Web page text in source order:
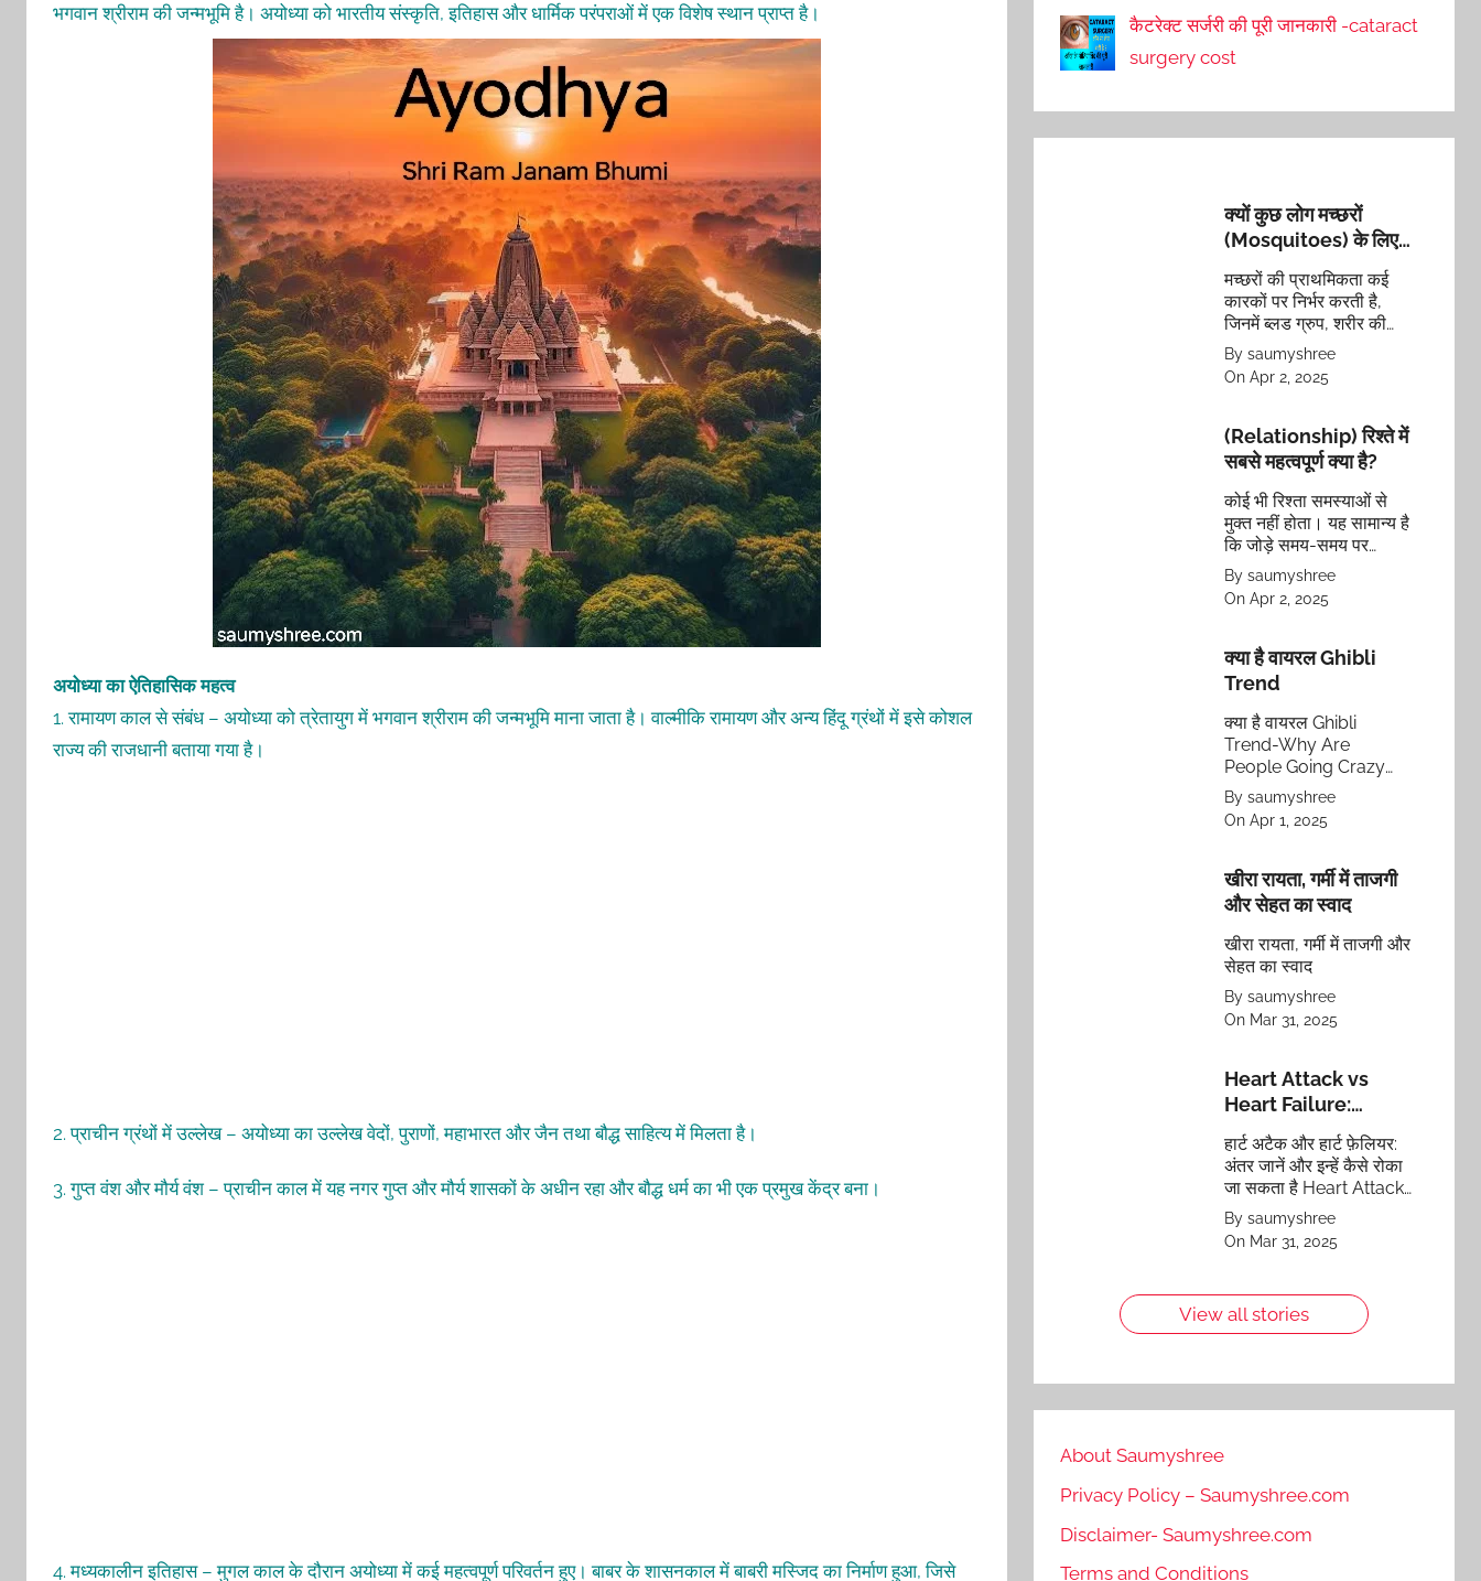
भगवान श्रीराम की जन्मभूमि है। अयोध्या को भारतीय संस्कृति, इतिहास और धार्मिक परंपराओं में एक विशेष स्थान प्राप्त है।
अयोध्या का ऐतिहासिक महत्व
1. रामायण काल से संबंध – अयोध्या को त्रेतायुग में भगवान श्रीराम की जन्मभूमि माना जाता है। वाल्मीकि रामायण और अन्य हिंदू ग्रंथों में इसे कोशल
राज्य की राजधानी बताया गया है।
2. प्राचीन ग्रंथों में उल्लेख – अयोध्या का उल्लेख वेदों, पुराणों, महाभारत और जैन तथा बौद्ध साहित्य में मिलता है।
3. गुप्त वंश और मौर्य वंश – प्राचीन काल में यह नगर गुप्त और मौर्य शासकों के अधीन रहा और बौद्ध धर्म का भी एक प्रमुख केंद्र बना।
4. मध्यकालीन इतिहास – मुगल काल के दौरान अयोध्या में कई महत्वपूर्ण परिवर्तन हुए। बाबर के शासनकाल में बाबरी मस्जिद का निर्माण हुआ, जिसे
कैटरेक्ट सर्जरी की पूरी जानकारी -cataract
surgery cost
क्यों कुछ लोग मच्छरों
(Mosquitoes) के लिए
अधिक आकर्षक होते हैं?
जानिये ऐसा क्यों होता है?
मच्छरों की प्राथमिकता कई
कारकों पर निर्भर करती है,
जिनमें ब्लड ग्रुप, शरीर की
गंध, कपड़ों का रंग, शरीर का
तापमान और अनुवांशिक
विशेषताएं शामिल हैं।
By saumyshree
On Apr 2, 2025
(Relationship) रिश्ते में
सबसे महत्वपूर्ण क्या है?
कोई भी रिश्ता समस्याओं से
मुक्त नहीं होता। यह सामान्य है
कि जोड़े समय-समय पर
समस्याओं का सामना करते हैं।
सबसे अहम यह है कि वे इन
चुनौतियों का सामना कैसे करते
पाते हैं।
By saumyshree
On Apr 2, 2025
क्या है वायरल Ghibli
Trend
क्या है वायरल Ghibli
Trend-Why Are
People Going Crazy
About It?
By saumyshree
On Apr 1, 2025
खीरा रायता, गर्मी में ताजगी
और सेहत का स्वाद
खीरा रायता, गर्मी में ताजगी और
सेहत का स्वाद
By saumyshree
On Mar 31, 2025
Heart Attack vs
Heart Failure:
Differences and
Prevention
हार्ट अटैक और हार्ट फ़ेलियर:
अंतर जानें और इन्हें कैसे रोका
जा सकता है Heart Attack
vs Heart Failure:
Differences and
Prevention
By saumyshree
On Mar 31, 2025
View all stories
About Saumyshree
Privacy Policy – Saumyshree.com
Disclaimer- Saumyshree.com
Terms and Conditions